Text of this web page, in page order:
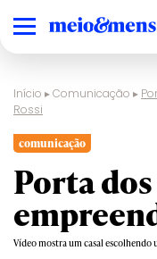
Início ▸Comunicação ▸
Rossi
comunicação
Porta
Vídeo mostra um casal